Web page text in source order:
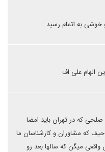
به اتمام رسید
الهام علی اف
صلحی که در تهران باید امضا
که مشاوران و کارشناسان ما
میگن که سالها بعد رو